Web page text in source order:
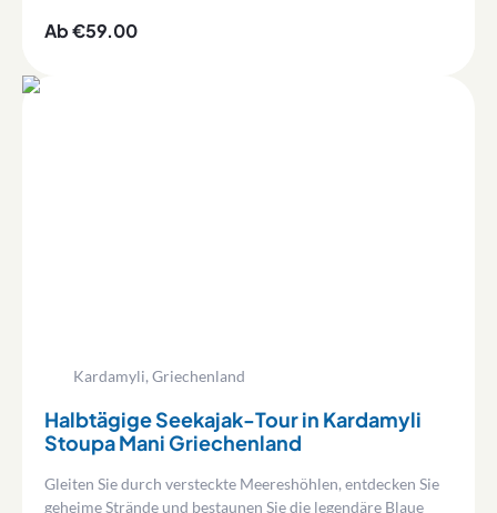
Ab €59.00
Kardamyli, Griechenland
Halbtägige Seekajak-Tour in Kardamyli
Stoupa Mani Griechenland
Gleiten Sie durch versteckte Meereshöhlen, entdecken Sie
geheime Strände und bestaunen Sie die legendäre Blaue